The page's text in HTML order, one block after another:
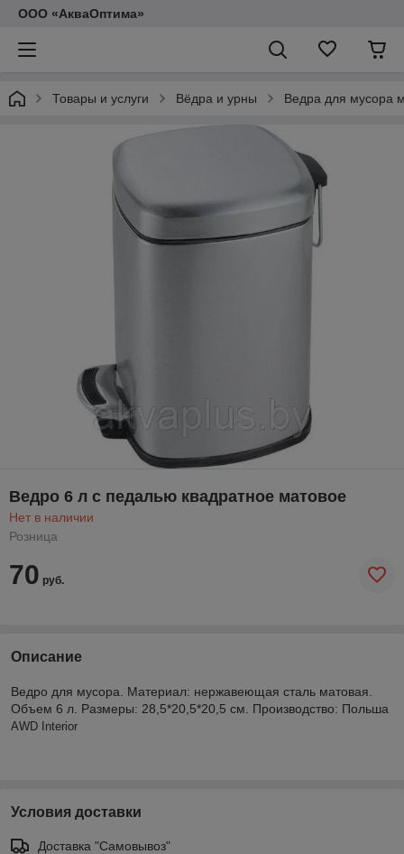
ООО «АкваОптима»
Товары и услуги Вёдра и урны Ведра для мусора
Ведро 6 л с педалью квадратное матовое
Нет в наличии
Розница
70 руб.
Описание
Ведро для мусора. Материал: нержавеющая сталь матовая.
Объем 6 л. Размеры: 28,5*20,5*20,5 см. Производство: Польша
AWD Interior
Условия доставки
Доставка "Самовывоз"